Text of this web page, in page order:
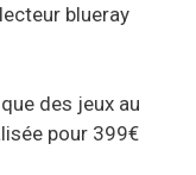
blueray
des jeux au
pour 399€